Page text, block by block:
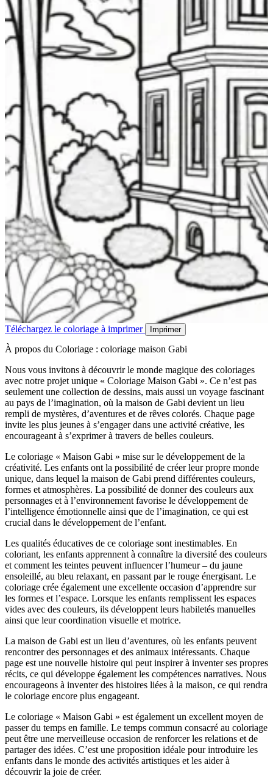
Téléchargez le coloriage à imprimer Imprimer
À propos du Coloriage : coloriage maison Gabi
Nous vous invitons à découvrir le monde magique des coloriages
avec notre projet unique « Coloriage Maison Gabi ». Ce n’est pas
seulement une collection de dessins, mais aussi un voyage fascinant
au pays de l’imagination, où la maison de Gabi devient un lieu
rempli de mystères, d’aventures et de rêves colorés. Chaque page
invite les plus jeunes à s’engager dans une activité créative, les
encourageant à s’exprimer à travers de belles couleurs.
Le coloriage « Maison Gabi » mise sur le développement de la
créativité. Les enfants ont la possibilité de créer leur propre monde
unique, dans lequel la maison de Gabi prend différentes couleurs,
formes et atmosphères. La possibilité de donner des couleurs aux
personnages et à l’environnement favorise le développement de
l’intelligence émotionnelle ainsi que de l’imagination, ce qui est
crucial dans le développement de l’enfant.
Les qualités éducatives de ce coloriage sont inestimables. En
coloriant, les enfants apprennent à connaître la diversité des couleurs
et comment les teintes peuvent influencer l’humeur – du jaune
ensoleillé, au bleu relaxant, en passant par le rouge énergisant. Le
coloriage crée également une excellente occasion d’apprendre sur
les formes et l’espace. Lorsque les enfants remplissent les espaces
vides avec des couleurs, ils développent leurs habiletés manuelles
ainsi que leur coordination visuelle et motrice.
La maison de Gabi est un lieu d’aventures, où les enfants peuvent
rencontrer des personnages et des animaux intéressants. Chaque
page est une nouvelle histoire qui peut inspirer à inventer ses propres
récits, ce qui développe également les compétences narratives. Nous
encourageons à inventer des histoires liées à la maison, ce qui rendra
le coloriage encore plus engageant.
Le coloriage « Maison Gabi » est également un excellent moyen de
passer du temps en famille. Le temps commun consacré au coloriage
peut être une merveilleuse occasion de renforcer les relations et de
partager des idées. C’est une proposition idéale pour introduire les
enfants dans le monde des activités artistiques et les aider à
découvrir la joie de créer.